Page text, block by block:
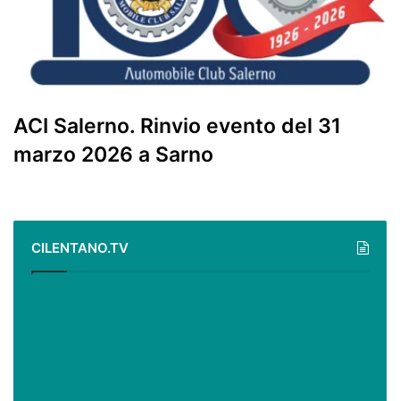
ACI Salerno. Rinvio evento del 31
marzo 2026 a Sarno
CILENTANO.TV